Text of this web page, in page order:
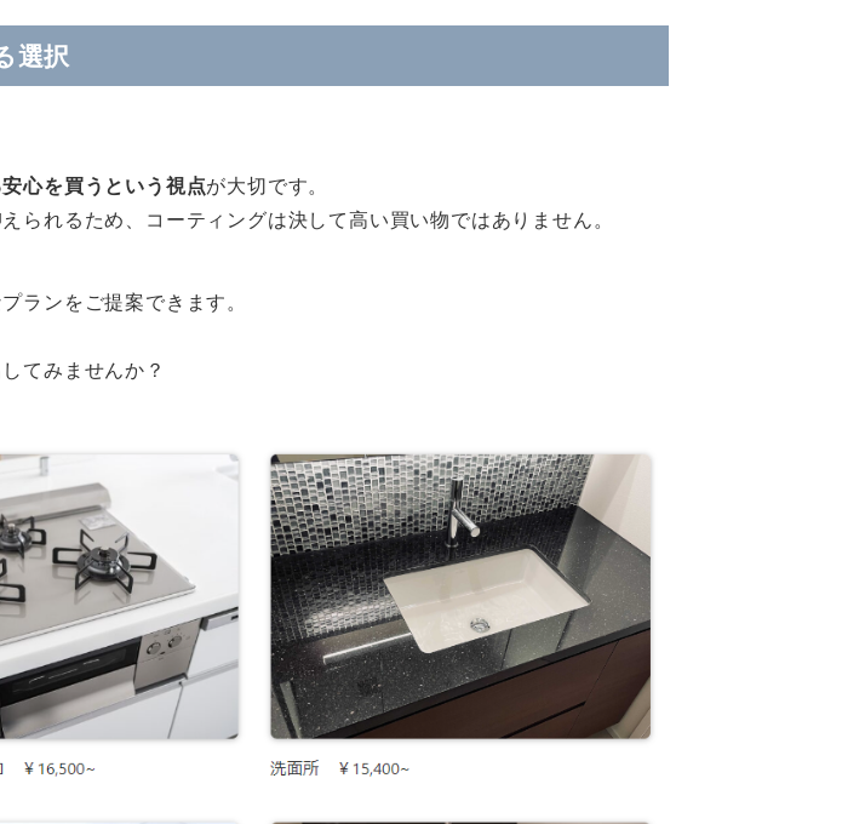
選択
心を買うという視点が大切です。
れるため、コーティングは決して高い買い物ではありません。
ランをご提案できます。
てみませんか？